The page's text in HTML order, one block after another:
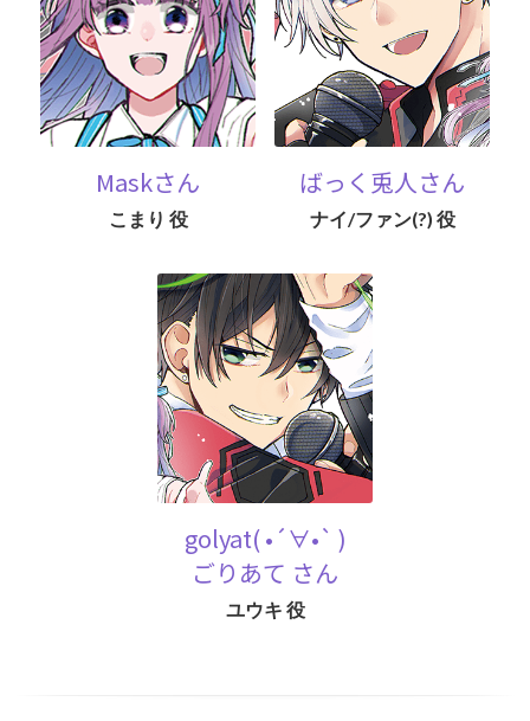
Maskさん
こまり 役
ばっく兎人さん
ナイ/ファン(?) 役
golyat( •´∀•` )
ごりあて さん
ユウキ 役